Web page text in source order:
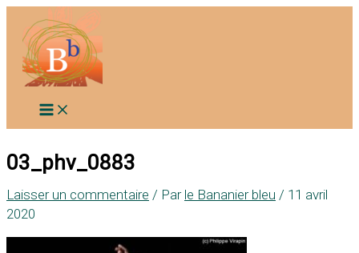
contenu
03_phv_0883
Laisser un commentaire / Par le Bananier bleu / 11 avril
2020